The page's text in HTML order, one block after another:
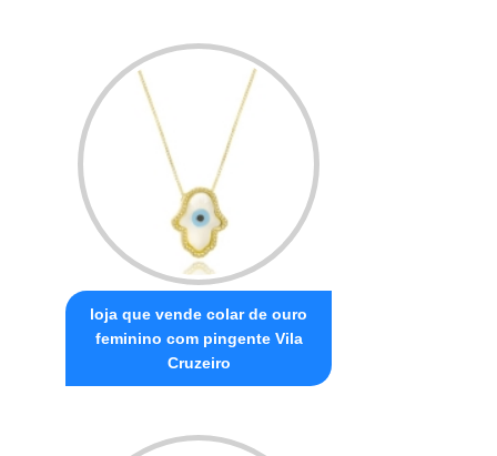
loja que vende colar de ouro
feminino com pingente Vila
Cruzeiro